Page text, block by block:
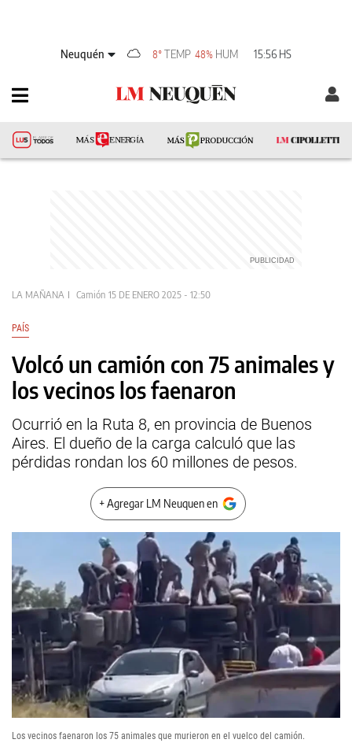
Neuquén 8° TEMP 48% HUM 15:56 HS
LA MAÑANA Camión 15 DE ENERO 2025 - 12:50
PAÍS
Volcó un camión con 75 animales y
los vecinos los faenaron
Ocurrió en la Ruta 8, en provincia de Buenos
Aires. El dueño de la carga calculó que las
pérdidas rondan los 60 millones de pesos.
+ Agregar LM Neuquen en
Los vecinos faenaron los 75 animales que murieron en el vuelco del camión.